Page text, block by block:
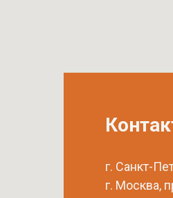
г. Санкт-
г. Москва,